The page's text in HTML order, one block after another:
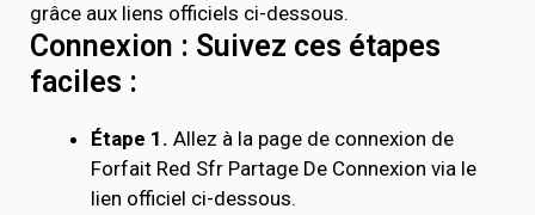
grâce aux liens officiels ci-dessous.
Connexion : Suivez ces étapes
faciles :
Étape 1. Allez à la page de connexion de
Forfait Red Sfr Partage De Connexion via le
lien officiel ci-dessous.